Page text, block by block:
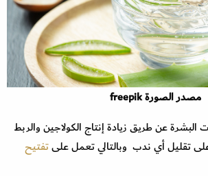
مصدر الصورة freepik
البشرة عن طريق زيادة إنتاج الكولاجين والربط
تقليل أي ندب وبالتالي تعمل علىتفتيح